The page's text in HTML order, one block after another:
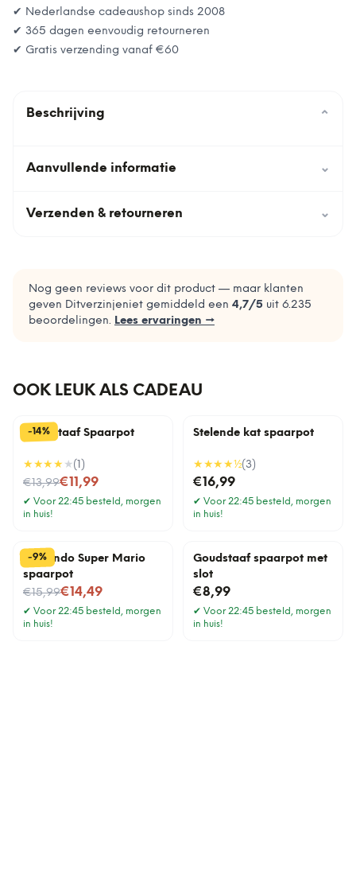
✔ Nederlandse cadeaushop sinds 2008
✔ 365 dagen eenvoudig retourneren
✔ Gratis verzending vanaf €60
Beschrijving ⌄
Aanvullende informatie ⌄
Verzenden & retourneren ⌄
Nog geen reviews voor dit product — maar klanten
geven Ditverzinjeniet gemiddeld een 4,7/5 uit 6.235
beoordelingen. Lees ervaringen →
OOK LEUK ALS CADEAU
-14%
Goudstaaf Spaarpot
★★★★ ★( 1 )
€13,99
Nu voor€11,99
✔ Voor 22:45 besteld, morgen
in huis!
Stelende kat spaarpot
★★★★½(3)
€16,99
✔ Voor 22:45 besteld, morgen
in huis!
-9%
Nintendo Super Mario
spaarpot
€15,99
Nu voor€14,49
✔ Voor 22:45 besteld, morgen
in huis!
Goudstaaf spaarpot met
slot
€8,99
✔ Voor 22:45 besteld, morgen
in huis!